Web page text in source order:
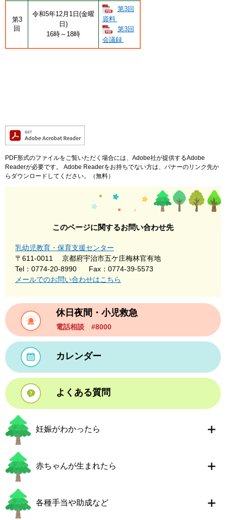
第3
回
令和5年12月1日(金曜
日)
16時～18時
第3回
資料
第3回
会議録
PDF形式のファイルをご覧いただく場合には、Adobe社が提供するAdobe
Readerが必要です。
Adobe Readerをお持ちでない方は、バナーのリンク先か
らダウンロードしてください。（無料）
このページに関するお問い合わせ先
乳幼児教育・保育支援センター
〒611-0011
京都府宇治市五ケ庄梅林官有地
Tel：0774-20-8990
Fax：0774-39-5573
メールでのお問い合わせはこちら
休日夜間・小児救急
電話相談 #8000
カレンダー
よくある質問
妊娠がわかったら
赤ちゃんが生まれたら
各種手当や助成など